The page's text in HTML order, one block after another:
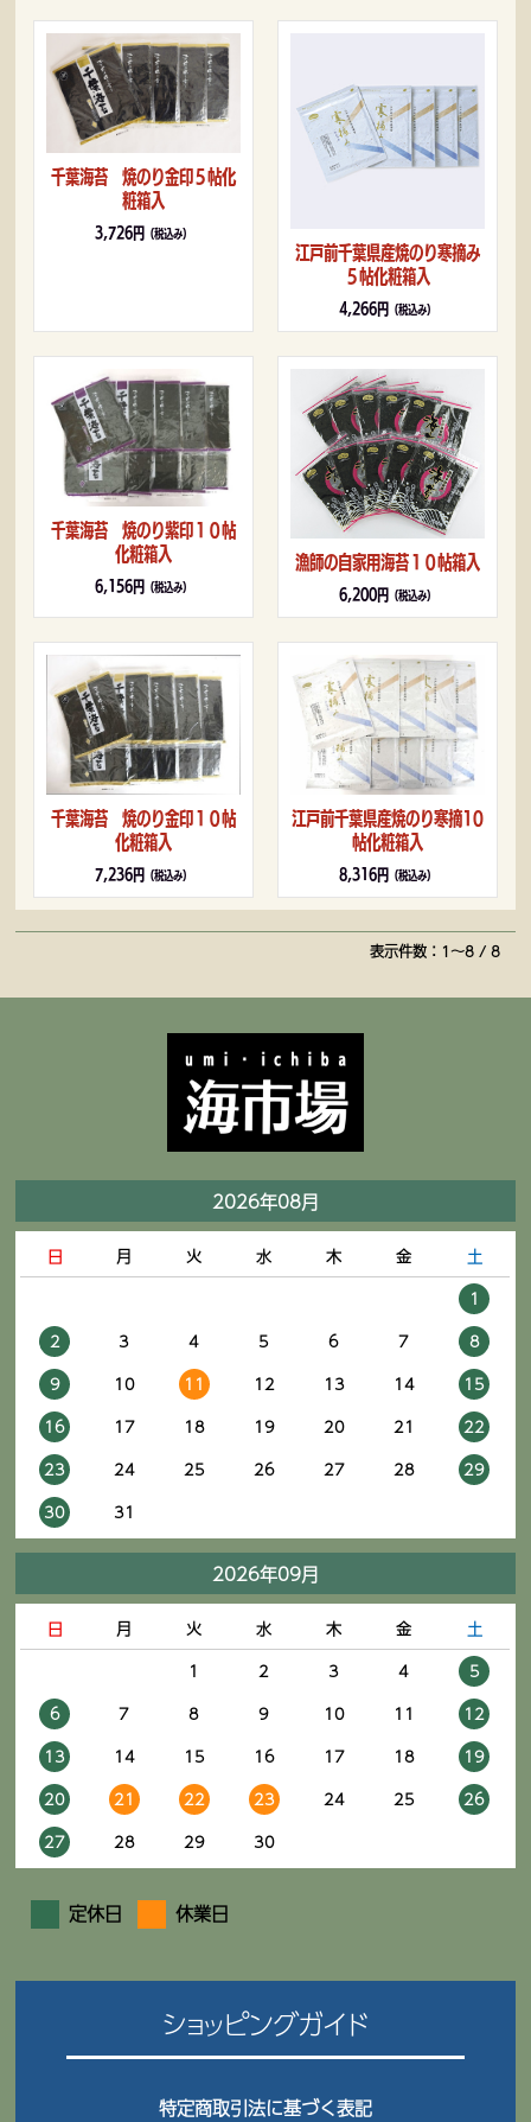
千葉海苔 焼のり金印５帖化
粧箱入
3,726円 （税込み）
江戸前千葉県産焼のり寒摘み
５帖化粧箱入
4,266円 （税込み）
千葉海苔 焼のり紫印１０帖
化粧箱入
6,156円 （税込み）
漁師の自家用海苔１０帖箱入
6,200円 （税込み）
千葉海苔 焼のり金印１０帖
化粧箱入
7,236円 （税込み）
江戸前千葉県産焼のり寒摘10
帖化粧箱入
8,316円 （税込み）
表示件数：1～8 / 8
2026年08月
日 月 火 水 木 金
土
1
2
3 4 5 6 7
8
9
10 11 12 13 14
15
16
17 18 19 20 21
22
23
24 25 26 27 28
29
30
31
2026年09月
日 月 火 水 木 金
土
1
2 3 4
5
6
7 8 9 10 11
12
13
14 15 16 17 18
19
20
21 22 23 24 25
26
27
28 29 30
定休日 休業日
ショッピングガイド
特定商取引法に基づく表記